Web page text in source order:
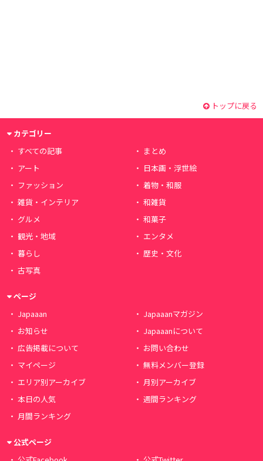
トップに戻る
カテゴリー
すべての記事
まとめ
アート
日本画・浮世絵
ファッション
着物・和服
雑貨・インテリア
和雑貨
グルメ
和菓子
観光・地域
エンタメ
暮らし
歴史・文化
古写真
ページ
Japaaan
Japaaanマガジン
お知らせ
Japaaanについて
広告掲載について
お問い合わせ
マイページ
無料メンバー登録
エリア別アーカイブ
月別アーカイブ
本日の人気
週間ランキング
月間ランキング
公式ページ